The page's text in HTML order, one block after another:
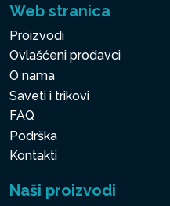
Web stranica
Proizvodi
Ovlašćeni prodavci
O nama
Saveti i trikovi
FAQ
Podrška
Kontakti
Naši proizvodi